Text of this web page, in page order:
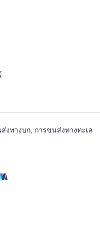
งทางบก, การขนส่งทางทะเล